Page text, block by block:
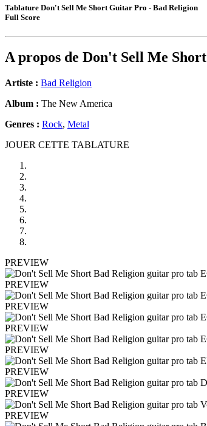
Tablature Don't Sell Me Short Guitar Pro - Bad Religion
Full Score
A propos de Don't Sell Me Short
Artiste : Bad Religion
Album : The New America
Genres : Rock, Metal
JOUER CETTE TABLATURE
PREVIEW
PREVIEW
PREVIEW
PREVIEW
PREVIEW
PREVIEW
PREVIEW
PREVIEW